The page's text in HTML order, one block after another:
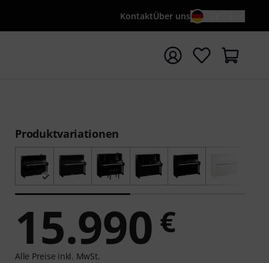
KontaktÜber uns
mit Suchwort {searchTerm} starten
Produktvariationen
15.990 €
Alle Preise inkl. MwSt.